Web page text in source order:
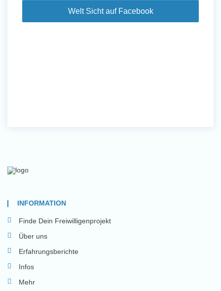
Welt Sicht auf Facebook
INFORMATION
Finde Dein Freiwilligenprojekt
Über uns
Erfahrungsberichte
Infos
Mehr